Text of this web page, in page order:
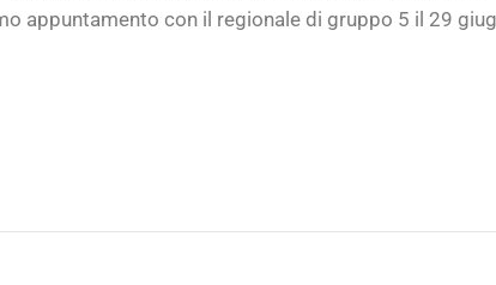
appuntamento con il regionale di gruppo 5 il 29